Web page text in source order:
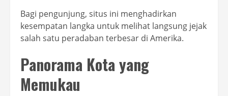
Bagi pengunjung, situs ini menghadirkan
kesempatan langka untuk melihat langsung jejak
salah satu peradaban terbesar di Amerika.
Panorama Kota yang
Memukau